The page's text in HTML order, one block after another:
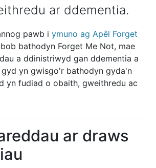
ar ddementia.
pawb i ymuno ag Apêl Forget
bathodyn Forget Me Not, mae
a ddinistriwyd gan ddementia a
yn gwisgo'r bathodyn gyda'n
yn fudiad o obaith, gweithredu ac
ar draws